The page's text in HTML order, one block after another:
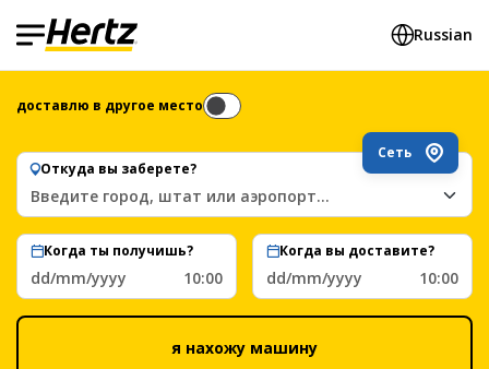
Russian
доставлю в другое место
Откуда вы заберете?
Сеть
Введите город, штат или аэропорт...
Когда ты получишь?
dd/mm/yyyy 10:00
Когда вы доставите?
dd/mm/yyyy 10:00
я нахожу машину